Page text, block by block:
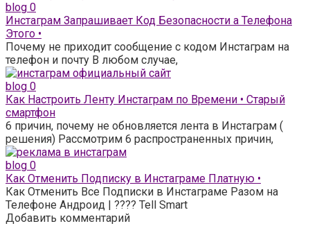
blog 0
Инстаграм Запрашивает Код Безопасности а Телефона
Этого •
Почему не приходит сообщение с кодом Инстаграм на
телефон и почту В любом случае,
blog 0
Как Настроить Ленту Инстаграм по Времени • Старый
смартфон
6 причин, почему не обновляется лента в Инстаграм (
решения) Рассмотрим 6 распространенных причин,
blog 0
Как Отменить Подписку в Инстаграме Платную •
Как Отменить Все Подписки в Инстаграме Разом на
Телефоне Андроид | ???? Tell Smart
Добавить комментарий